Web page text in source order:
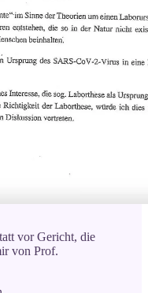
vor Gericht, die
von Prof.